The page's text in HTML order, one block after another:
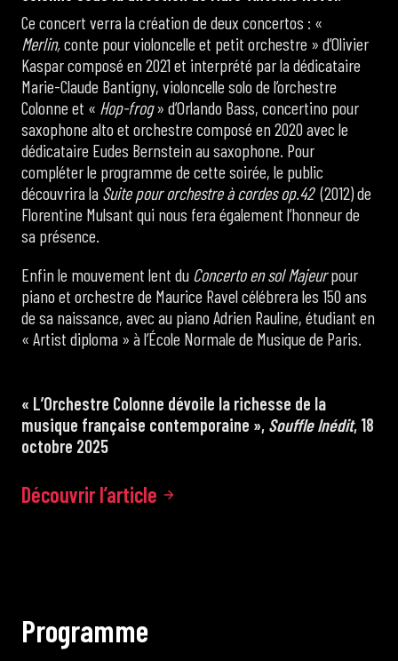
Ce concert verra la création de deux concertos : «
Merlin,conte pour violoncelle et petit orchestre » d’Olivier
Kaspar composé en 2021 et interprété par la dédicataire
Marie-Claude Bantigny, violoncelle solo de l’orchestre
Colonne et « Hop-frog» d’Orlando Bass, concertino pour
saxophone alto et orchestre composé en 2020 avec le
dédicataire Eudes Bernstein au saxophone. Pour
compléter le programme de cette soirée, le public
découvrira la Suite pour orchestre à cordes op.42(2012) de
Florentine Mulsant qui nous fera également l’honneur de
sa présence.
Enfin le mouvement lent du Concerto en sol Majeurpour
piano et orchestre de Maurice Ravel célébrera les 150 ans
de sa naissance, avec au piano Adrien Rauline, étudiant en
« Artist diploma » à l’École Normale de Musique de Paris.
« L’Orchestre Colonne dévoile la richesse de la
musique française contemporaine », Souffle Inédit, 18
octobre 2025
Découvrir l’article
Programme